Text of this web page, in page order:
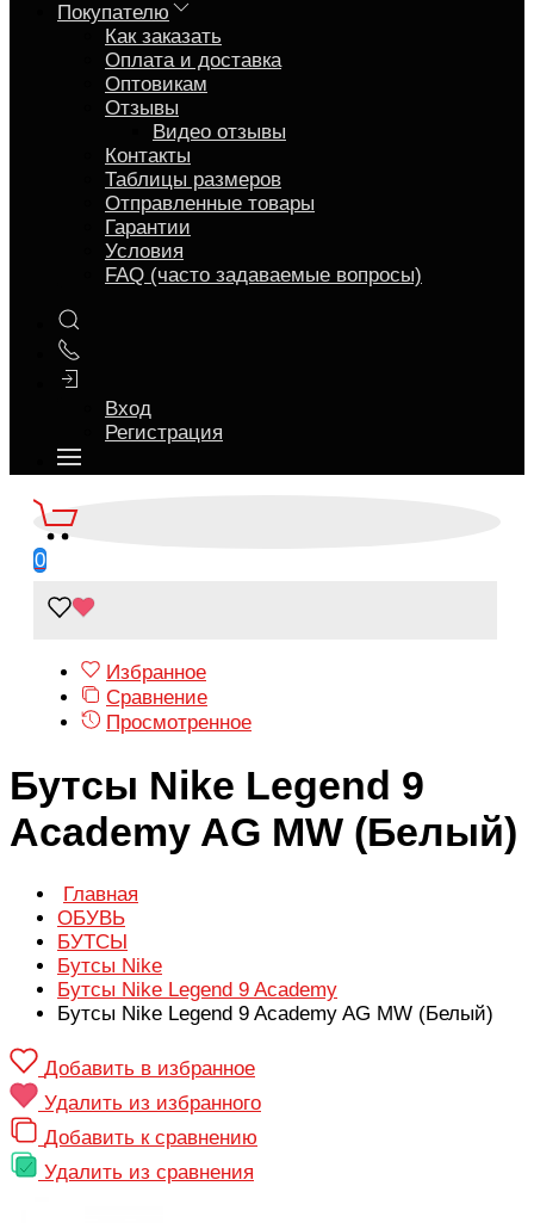
Покупателю
Как заказать
Оплата и доставка
Оптовикам
Отзывы
Видео отзывы
Контакты
Таблицы размеров
Отправленные товары
Гарантии
Условия
FAQ (часто задаваемые вопросы)
Вход
Регистрация
0
Избранное
Сравнение
Просмотренное
Бутсы Nike Legend 9
Academy AG MW (Белый)
Главная
ОБУВЬ
БУТСЫ
Бутсы Nike
Бутсы Nike Legend 9 Academy
Бутсы Nike Legend 9 Academy AG MW (Белый)
Добавить в избранное
Удалить из избранного
Добавить к сравнению
Удалить из сравнения